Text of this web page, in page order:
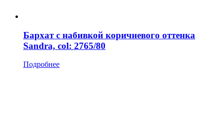
Бархат с набивкой коричневого оттенка
Sandra, col: 2765/80
Подробнее